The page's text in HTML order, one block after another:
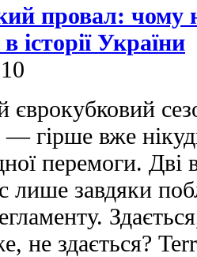
провал: чому
історії України
єврокубковий
— гірше вже
перемоги.
лише завдяки
не здається?